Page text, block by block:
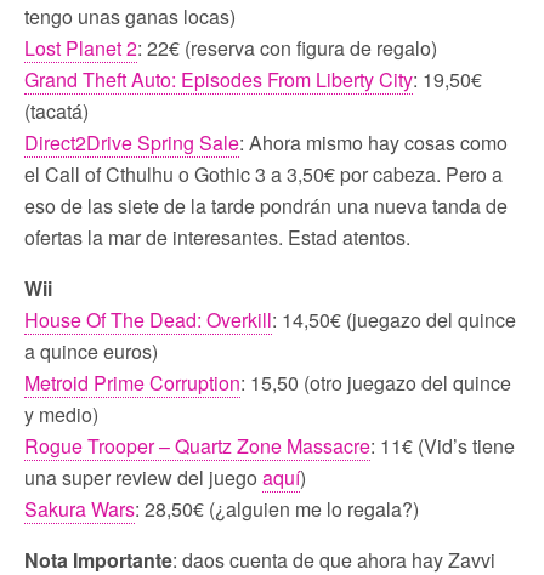
tengo unas ganas locas)
Lost Planet 2: 22€ (reserva con figura de regalo)
Grand Theft Auto: Episodes From Liberty City: 19,50€
(tacatá)
Direct2Drive Spring Sale: Ahora mismo hay cosas como
el Call of Cthulhu o Gothic 3 a 3,50€ por cabeza. Pero a
eso de las siete de la tarde pondrán una nueva tanda de
ofertas la mar de interesantes. Estad atentos.
Wii
House Of The Dead: Overkill: 14,50€ (juegazo del quince
a quince euros)
Metroid Prime Corruption: 15,50 (otro juegazo del quince
y medio)
Rogue Trooper – Quartz Zone Massacre: 11€ (Vid’s tiene
una super review del juego aquí)
Sakura Wars: 28,50€ (¿alguien me lo regala?)
Nota Importante: daos cuenta de que ahora hay Zavvi